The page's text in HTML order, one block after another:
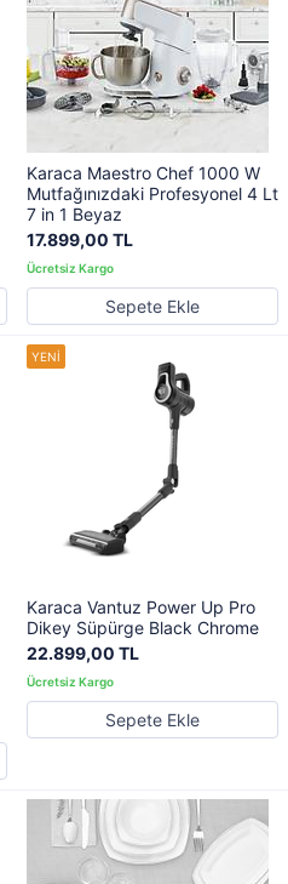
Karaca Maestro Chef 1000 W
Mutfağınızdaki Profesyonel 4 Lt
7 in 1 Beyaz
17.899,00 TL
Sepete Ekle
Karaca Vantuz Power Up Pro
Dikey Süpürge Black Chrome
22.899,00 TL
Sepete Ekle